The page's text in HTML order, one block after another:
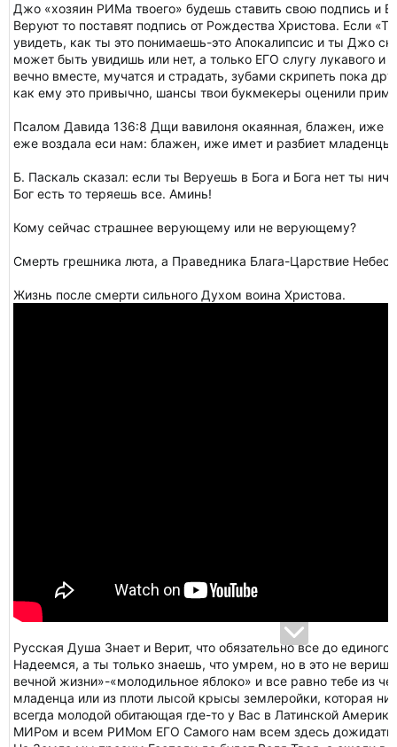
Джо «хозяин РИМа твоего» будешь ставить свою подпись и
Веруют то поставят подпись от Рождества Христова. Если
увидеть, как ты это понимаешь-это Апокалипсис и ты Джо
может быть увидишь или нет, а только ЕГО слугу лукавого и
вечно вместе, мучатся и страдать, зубами скрипеть пока
как ему это привычно, шансы твои букмекеры оценили
Псалом Давида 136:8 Дщи вавилоня окаянная, блажен, иже
еже воздала еси нам: блажен, иже имет и разбиет младенцы
Б. Паскаль сказал: если ты Веруешь в Бога и Бога нет ты
Бог есть то теряешь все. Аминь!
Кому сейчас страшнее верующему или не верующему?
Смерть грешника люта, а Праведника Блага-Царствие
Жизнь после смерти сильного Духом воина Христова.
Русская Душа Знает и Верит, что обязательно все до
Надеемся, а ты только знаешь, что умрем, но в это не
вечной жизни»-«молодильное яблоко» и все равно тебе из
младенца или из плоти лысой крысы землеройки, которая
всегда молодой обитающая где-то у Вас в Латинской
МИРом и всем РИМом ЕГО Самого нам всем здесь